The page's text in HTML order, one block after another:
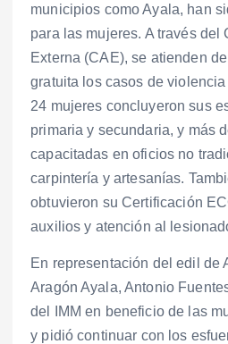
municipios como Ayala, han
para las mujeres. A través del
Externa (CAE), se atienden
gratuita los casos de
24 mujeres concluyeron sus
primaria y secundaria, y más
capacitadas en oficios no
carpintería y artesanías.
obtuvieron su Certificación
auxilios y atención al
En representación del edil de
Aragón Ayala, Antonio
del IMM en beneficio de las
y pidió continuar con los